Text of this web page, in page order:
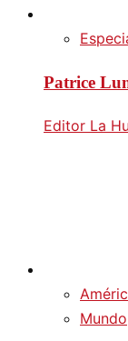
Patrice
Editor La
Mundo